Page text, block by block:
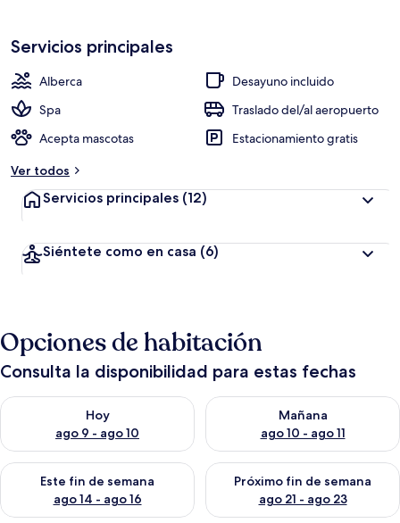
Servicios principales
Alberca
Desayuno incluido
Spa
Traslado del/al aeropuerto
Acepta mascotas
Estacionamiento gratis
Ver todos
Servicios principales (12)
Siéntete como en casa (6)
Opciones de habitación
Consulta la disponibilidad para estas fechas
Hoy
ago 9 - ago 10
Consulta la disponibilidad para hoy ago 9 - ago 10
Mañana
ago 10 - ago 11
Consulta la disponibilidad
Este fin de semana
ago 14 - ago 16
Consulta la disponibilidad para este fin de semana ago 14 -
Próximo fin de semana
ago 21 - ago 23
Consulta la disponibilidad